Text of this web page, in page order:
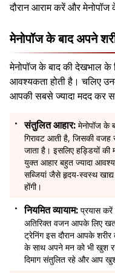
दौरान आराम करें और
मेनोपॉज के बाद अपने
मेनोपॉज के बाद की देखभाल के
आवश्यकता होती है। चलिए
आपकी सबसे ज्यादा मदद कर
संतुलित आहार: मेनोपॉज के
गिरावट आती है, जिसकी वजह
जाता है। इसलिए हड्डियों की
युक्त आहार बहुत ज्यादा
सब्जियां जैसे हृदय-स्वस्थ
होंगी।
नियमित व्यायाम: प्रयास करें
अतिरिक्त वजन आपके लिए
ट्रेनिंग इस दौरान आपके शरीर
के साथ अपने मन को भी खुश
दिमाग संतुलित रहे और आप